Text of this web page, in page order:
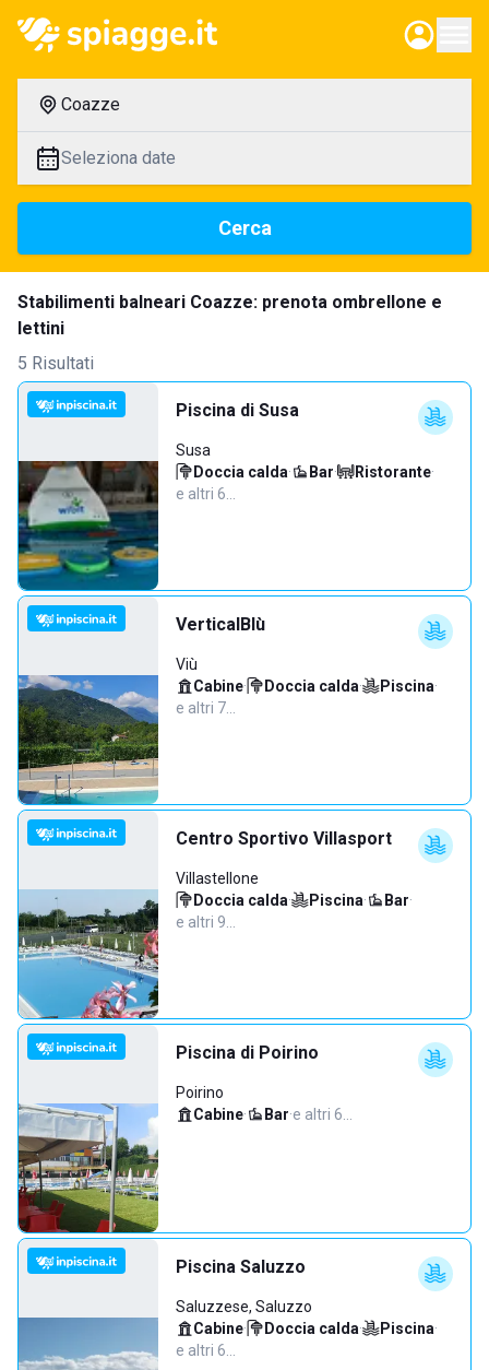
Coazze
Seleziona date
Cerca
Stabilimenti balneari Coazze: prenota ombrellone e
lettini
5 Risultati
Piscina di Susa
Susa
Doccia calda· Bar· Ristorante·
e altri 6…
VerticalBlù
Viù
Cabine· Doccia calda· Piscina·
e altri 7…
Centro Sportivo Villasport
Villastellone
Doccia calda· Piscina· Bar·
e altri 9…
Piscina di Poirino
Poirino
Cabine· Bar·e altri 6…
Piscina Saluzzo
Saluzzese, Saluzzo
Cabine· Doccia calda· Piscina·
e altri 6…